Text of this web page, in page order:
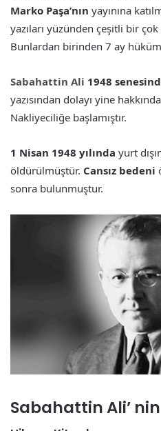
Marko Paşa’nın yayınına
yazıları yüzünden çeşitli bir
Bunlardan birinden 7 ay hüküm
Sabahattin Ali 1948
yazısından dolayı yine
Nakliyeciliğe başlamıştır.
1 Nisan 1948 yılında yurt
öldürülmüştür. Cansız bedeni
sonra bulunmuştur.
Sabahattin Ali’ nin